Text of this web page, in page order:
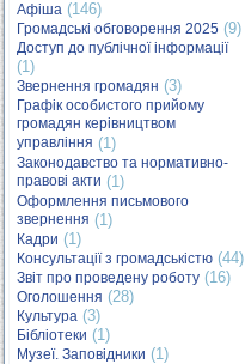
Афіша (146)
Громадські обговорення 2025 (9)
Доступ до публічної інформації
(1)
Звернення громадян (3)
Графік особистого прийому
громадян керівництвом
управління (1)
Законодавство та нормативно-
правові акти (1)
Оформлення письмового
звернення (1)
Кадри (1)
Консультації з громадськістю (44)
Звіт про проведену роботу (16)
Оголошення (28)
Культура (3)
Бібліотеки (1)
Музеї. Заповідники (1)